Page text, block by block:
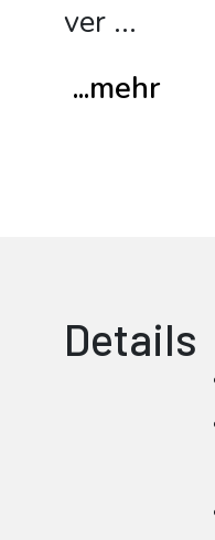
ver...
...mehr
Details